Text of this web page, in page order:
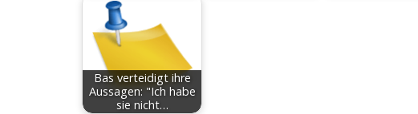
Bas verteidigt ihre
Aussagen: "Ich habe
sie nicht…